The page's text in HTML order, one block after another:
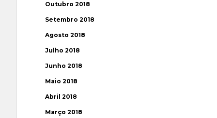
Outubro 2018
Setembro 2018
Agosto 2018
Julho 2018
Junho 2018
Maio 2018
Abril 2018
Março 2018